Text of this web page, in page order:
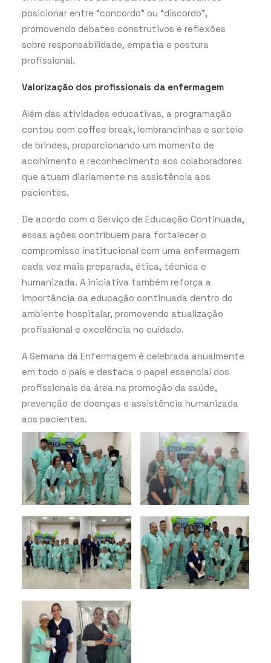
posicionar entre “concordo” ou “discordo”,
promovendo debates construtivos e reflexões
sobre responsabilidade, empatia e postura
profissional.
Valorização dos profissionais da enfermagem
Além das atividades educativas, a programação
contou com coffee break, lembrancinhas e sorteio
de brindes, proporcionando um momento de
acolhimento e reconhecimento aos colaboradores
que atuam diariamente na assistência aos
pacientes.
De acordo com o Serviço de Educação Continuada,
essas ações contribuem para fortalecer o
compromisso institucional com uma enfermagem
cada vez mais preparada, ética, técnica e
humanizada. A iniciativa também reforça a
importância da educação continuada dentro do
ambiente hospitalar, promovendo atualização
profissional e excelência no cuidado.
A Semana da Enfermagem é celebrada anualmente
em todo o país e destaca o papel essencial dos
profissionais da área na promoção da saúde,
prevenção de doenças e assistência humanizada
aos pacientes.